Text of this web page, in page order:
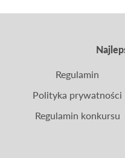
Regulamin
Polityka prywatności
Regulamin konkursu